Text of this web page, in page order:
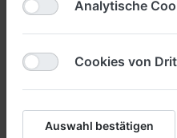
Analytische
Cookies von
Auswahl bestätigen